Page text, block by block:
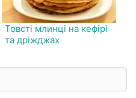
Товсті млинці на кефірі
та дріжджах